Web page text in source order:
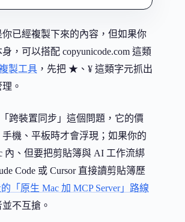
已經複製下來的內容，但如果你
，可以搭配 copyunicode.com 這類
製工具 ，先把 ★、¥ 這類字元抓出
。
跨裝置同步」這個問題，它的價
機、平板時才會浮現；如果你的
內、但要把剪貼簿與 AI 工作流綁
Code 或 Cursor 直接讀剪貼簿歷
的「原生 Mac 加 MCP Server」路線
不互搶。